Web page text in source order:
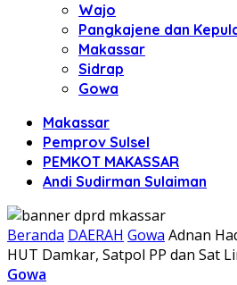
Wajo
Pangkajene dan
Makassar
Sidrap
Gowa
Makassar
Pemprov Sulsel
PEMKOT MAKASSAR
Andi Sudirman Sulaiman
Beranda DAERAH Gowa Adnan
HUT Damkar, Satpol PP dan Sat
Gowa